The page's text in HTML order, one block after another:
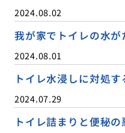
2024.08.02
我が家でトイレの水
2024.08.01
トイレ水浸しに対処
2024.07.29
トイレ詰まりと便秘